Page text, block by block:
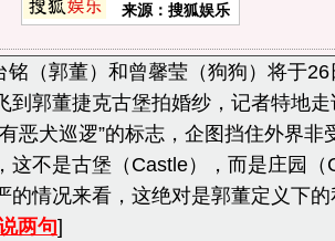
来源：搜狐娱乐
（郭董）和曾馨莹（狗狗）将于26
到郭董捷克古堡拍婚纱，记者特地
恶犬巡逻”的标志，企图挡住外界非
这不是古堡（Castle），而是庄园（
的情况来看，这绝对是郭董定义下
两句]